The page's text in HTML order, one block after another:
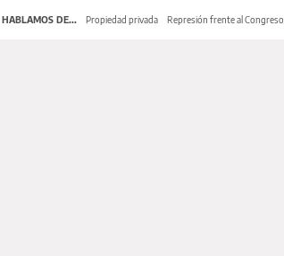
HABLAMOS DE... Propiedad privada Represión frente al Congreso